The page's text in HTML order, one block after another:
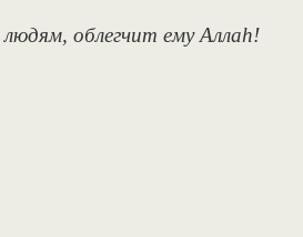
облегчит ему Аллаh!